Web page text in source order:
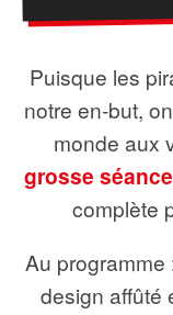
Puisque les
notre en-but,
monde aux
grosse
complète
Au
design affûté